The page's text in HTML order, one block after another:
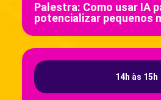
Palestra: Como usar IA
potencializar pequenos
14h às 15h